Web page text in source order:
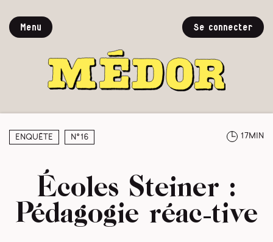
Menu Se connecter
Enquête N°16 17min
Écoles Steiner :
Pédagogie réac-tive